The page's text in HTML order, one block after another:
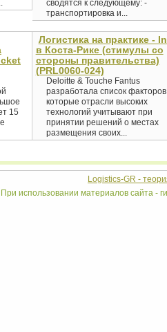
сводятся к следующему: -
транспортировка и...
15
Логистика на практике -
в Коста-Рике (стимулы со
стороны правительства)
(PRL0060-024)
Deloitte & Touche Fantus
разработала список
которые отрасли высоких
технологий учитывают при
принятии решений о местах
размещения своих...
Logistics-GR -
использовании материалов сайта -